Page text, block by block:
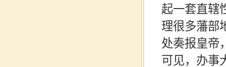
起一套直辖
理很多藩部
处奏报皇帝
可见，办事